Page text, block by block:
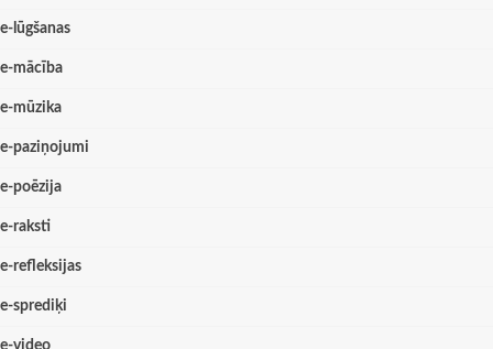
e-lūgšanas
e-mācība
e-mūzika
e-paziņojumi
e-poēzija
e-raksti
e-refleksijas
e-sprediķi
e-video